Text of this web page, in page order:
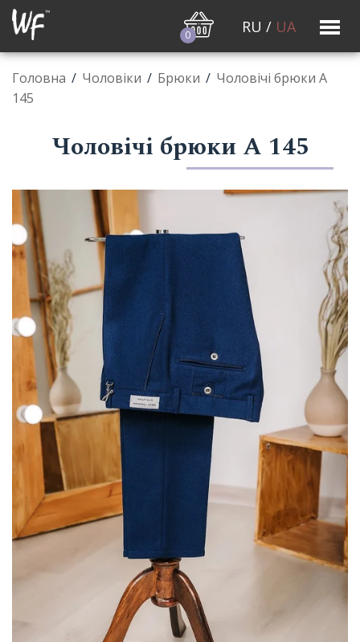
0 RU / UA
Головна / Чоловiки / Брюки / Чоловічі брюки А
145
Чоловічі брюки А 145